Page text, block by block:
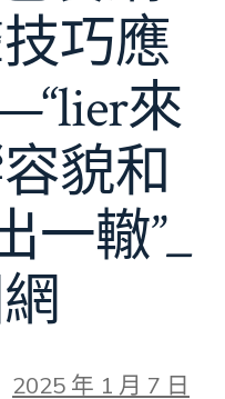
巧應
來
貌和
一轍”_
2025 年 1 月 7 日